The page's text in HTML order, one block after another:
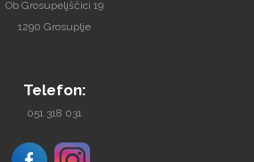
Ob Grosupeljščici 19
1290 Grosuplje
Telefon:
051 318 031